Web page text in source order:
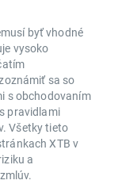
byť vhodné
vysoko
sa so
s obchodovaním
pravidlami
Všetky tieto
XTB v
a